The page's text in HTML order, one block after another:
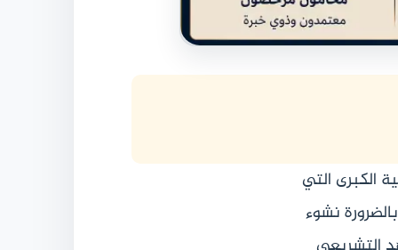
الكبرى التي
بالضرورة نشوء